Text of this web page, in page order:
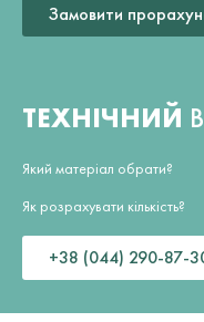
Замовити
ТЕХНІЧНИЙ
Який матеріал обрати?
Як розрахувати кількість?
+38 (044) 290-87-